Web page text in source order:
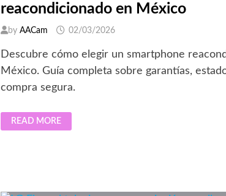
reacondicionado en México
byAACam 02/03/2026
Descubre cómo elegir un smartphone
México. Guía completa sobre garantías,
compra segura.
FACTORES
CLAVE
READ MORE